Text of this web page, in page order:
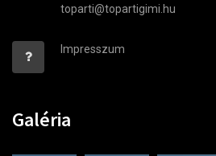
toparti@topartigimi.hu
Impresszum
Galéria